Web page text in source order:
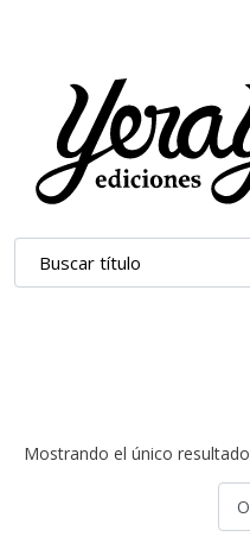
Mostrando el único resultado